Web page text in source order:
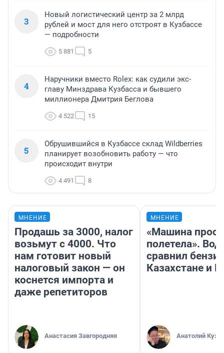
3
Новый логистический центр за 2 млрд
рублей и мост для него отстроят в Кузбассе
— подробности
5 881 5
4
Наручники вместо Rolex: как судили экс-
главу Минздрава Кузбасса и бывшего
миллионера Дмитрия Беглова
4 522 15
5
Обрушившийся в Кузбассе склад Wildberries
планирует возобновить работу — что
происходит внутри
4 491 8
МНЕНИЕ
Продашь за 3000, налог
возьмут с 4000. Что
нам готовит новый
налоговый закон — он
коснется импорта и
даже репетиторов
Анастасия Завгородняя
МНЕНИЕ
«Машина
полетела».
сравнил
Казахстане и
Анатолий